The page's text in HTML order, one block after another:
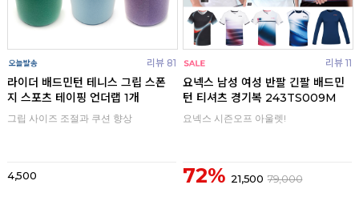
리뷰 81
라이더 배드민턴 테니스 그립 스폰
지 스포츠 테이핑 언더랩 1개
그립 사이즈 조절과 쿠션 향상
4,500
리뷰 11
요넥스 남성 여성 반팔 긴팔 배드민
턴 티셔츠 경기복 243TS009M
요넥스 시즌오프 아울렛!
72% 21,500 79,000